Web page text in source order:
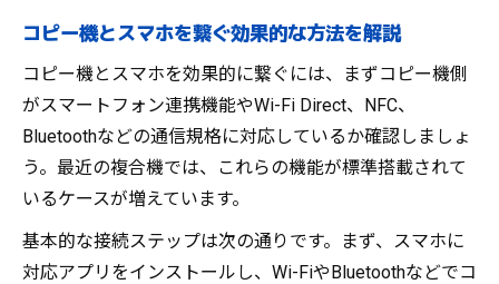
コピー機とスマホを繋ぐ効果的な方法を解説
コピー機とスマホを効果的に繋ぐには、まずコピー機側
がスマートフォン連携機能やWi-Fi Direct、NFC、
Bluetoothなどの通信規格に対応しているか確認しましょ
う。最近の複合機では、これらの機能が標準搭載されて
いるケースが増えています。
基本的な接続ステップは次の通りです。まず、スマホに
対応アプリをインストールし、Wi-FiやBluetoothなどでコ